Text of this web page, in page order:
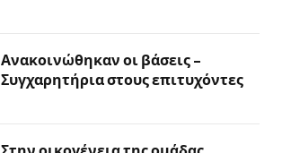
Ανακοινώθηκαν οι βάσεις –
Συγχαρητήρια στους επιτυχόντες